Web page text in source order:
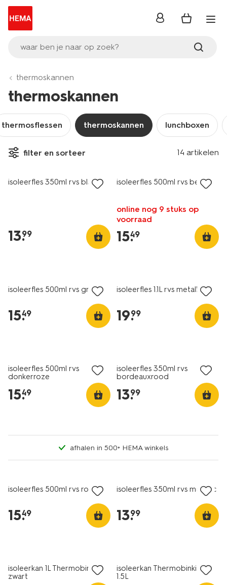
waar ben je naar op zoek?
inloggen
thermoskannen
thermoskannen
thermosflessen thermoskannen lunchboxen
filter en sorteer 14 artikelen
nieuw
isoleerfles 350ml rvs blauw
13.
99
isoleerfles 500ml rvs beige
online nog 9 stuks op
voorraad
15.
49
isoleerfles 500ml rvs groen
15.
49
isoleerfles 1.1L rvs metallic
19.
99
isoleerfles 500ml rvs
donkerroze
15.
49
isoleerfles 350ml rvs
bordeauxrood
13.
99
afhalen in 500+ HEMA winkels
isoleerfles 500ml rvs roze
15.
49
isoleerfles 350ml rvs metallic
13.
99
isoleerkan 1L Thermobinkie
zwart
isoleerkan Thermobinkie rvs
1.5L